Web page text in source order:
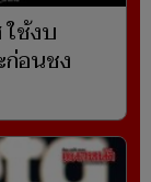
ช้งบ
ก่อนชง